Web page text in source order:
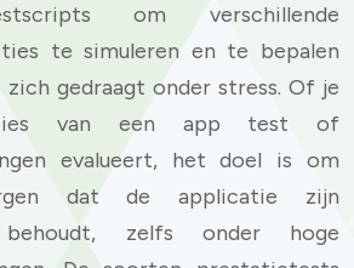
om verschillende
te simuleren en te bepalen
gedraagt onder stress. Of je
van een app test of
evalueert, het doel is om
dat de applicatie zijn
behoudt, zelfs onder hoge